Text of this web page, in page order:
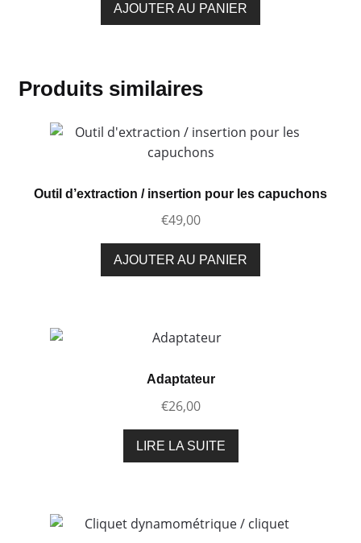
AJOUTER AU PANIER
Produits similaires
Outil d’extraction / insertion pour les capuchons
€49,00
AJOUTER AU PANIER
Adaptateur
€26,00
LIRE LA SUITE